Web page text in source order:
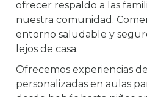
ofrecer respaldo a las
nuestra comunidad.
entorno saludable y
lejos de casa.
Ofrecemos experiencias
personalizadas en aulas